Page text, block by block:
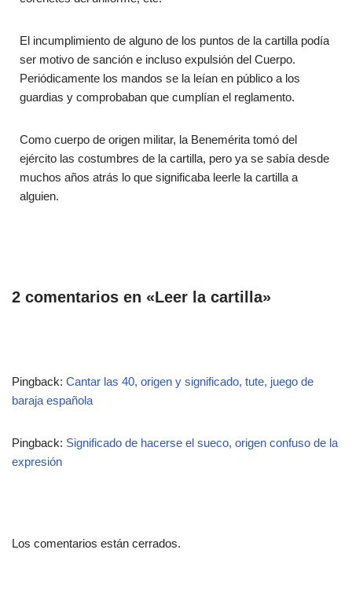
El incumplimiento de alguno de los puntos de la cartilla podía
ser motivo de sanción e incluso expulsión del Cuerpo.
Periódicamente los mandos se la leían en público a los
guardias y comprobaban que cumplían el reglamento.
Como cuerpo de origen militar, la Benemérita tomó del
ejército las costumbres de la cartilla, pero ya se sabía desde
muchos años atrás lo que significaba leerle la cartilla a
alguien.
2 comentarios en «Leer la cartilla»
Pingback: Cantar las 40, origen y significado, tute, juego de
baraja española
Pingback: Significado de hacerse el sueco, origen confuso de la
expresión
Los comentarios están cerrados.